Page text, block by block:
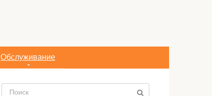
Обслуживание
Поиск: